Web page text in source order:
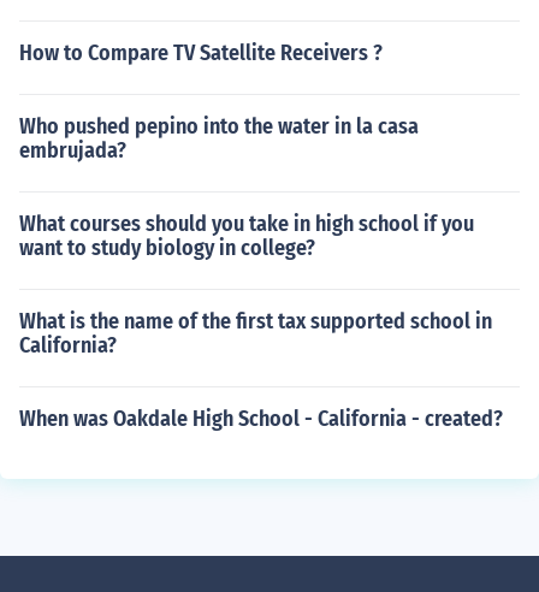
How to Compare TV Satellite Receivers ?
Who pushed pepino into the water in la casa
embrujada?
What courses should you take in high school if you
want to study biology in college?
What is the name of the first tax supported school in
California?
When was Oakdale High School - California - created?